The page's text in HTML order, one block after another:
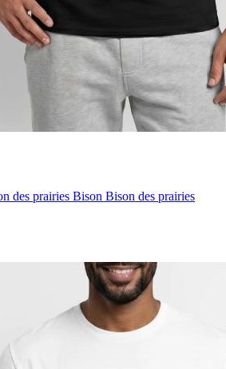
des prairies Bison Bison des prairies